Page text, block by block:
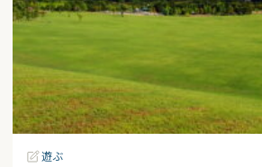
遊ぶ